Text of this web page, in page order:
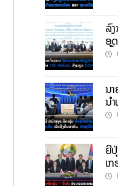
ລົ
ອຸ
ເປົ້
ນ
ນ
ທຶ
ຍີ່
ເ
ກາ